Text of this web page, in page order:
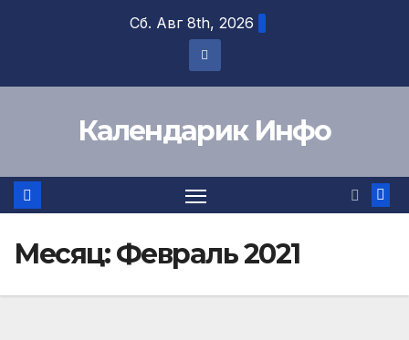
Сб. Авг 8th, 2026
Календарик Инфо
Месяц:Февраль 2021